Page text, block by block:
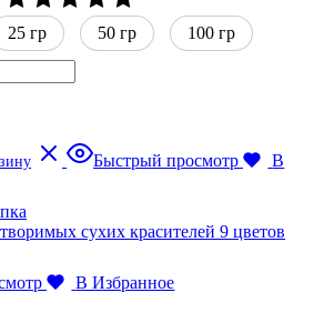
0
из
5
25 гр 50 гр
100 гр
Этот
товар
вариаций.
выбрать
Быстрый просмотр
В
В Избранное